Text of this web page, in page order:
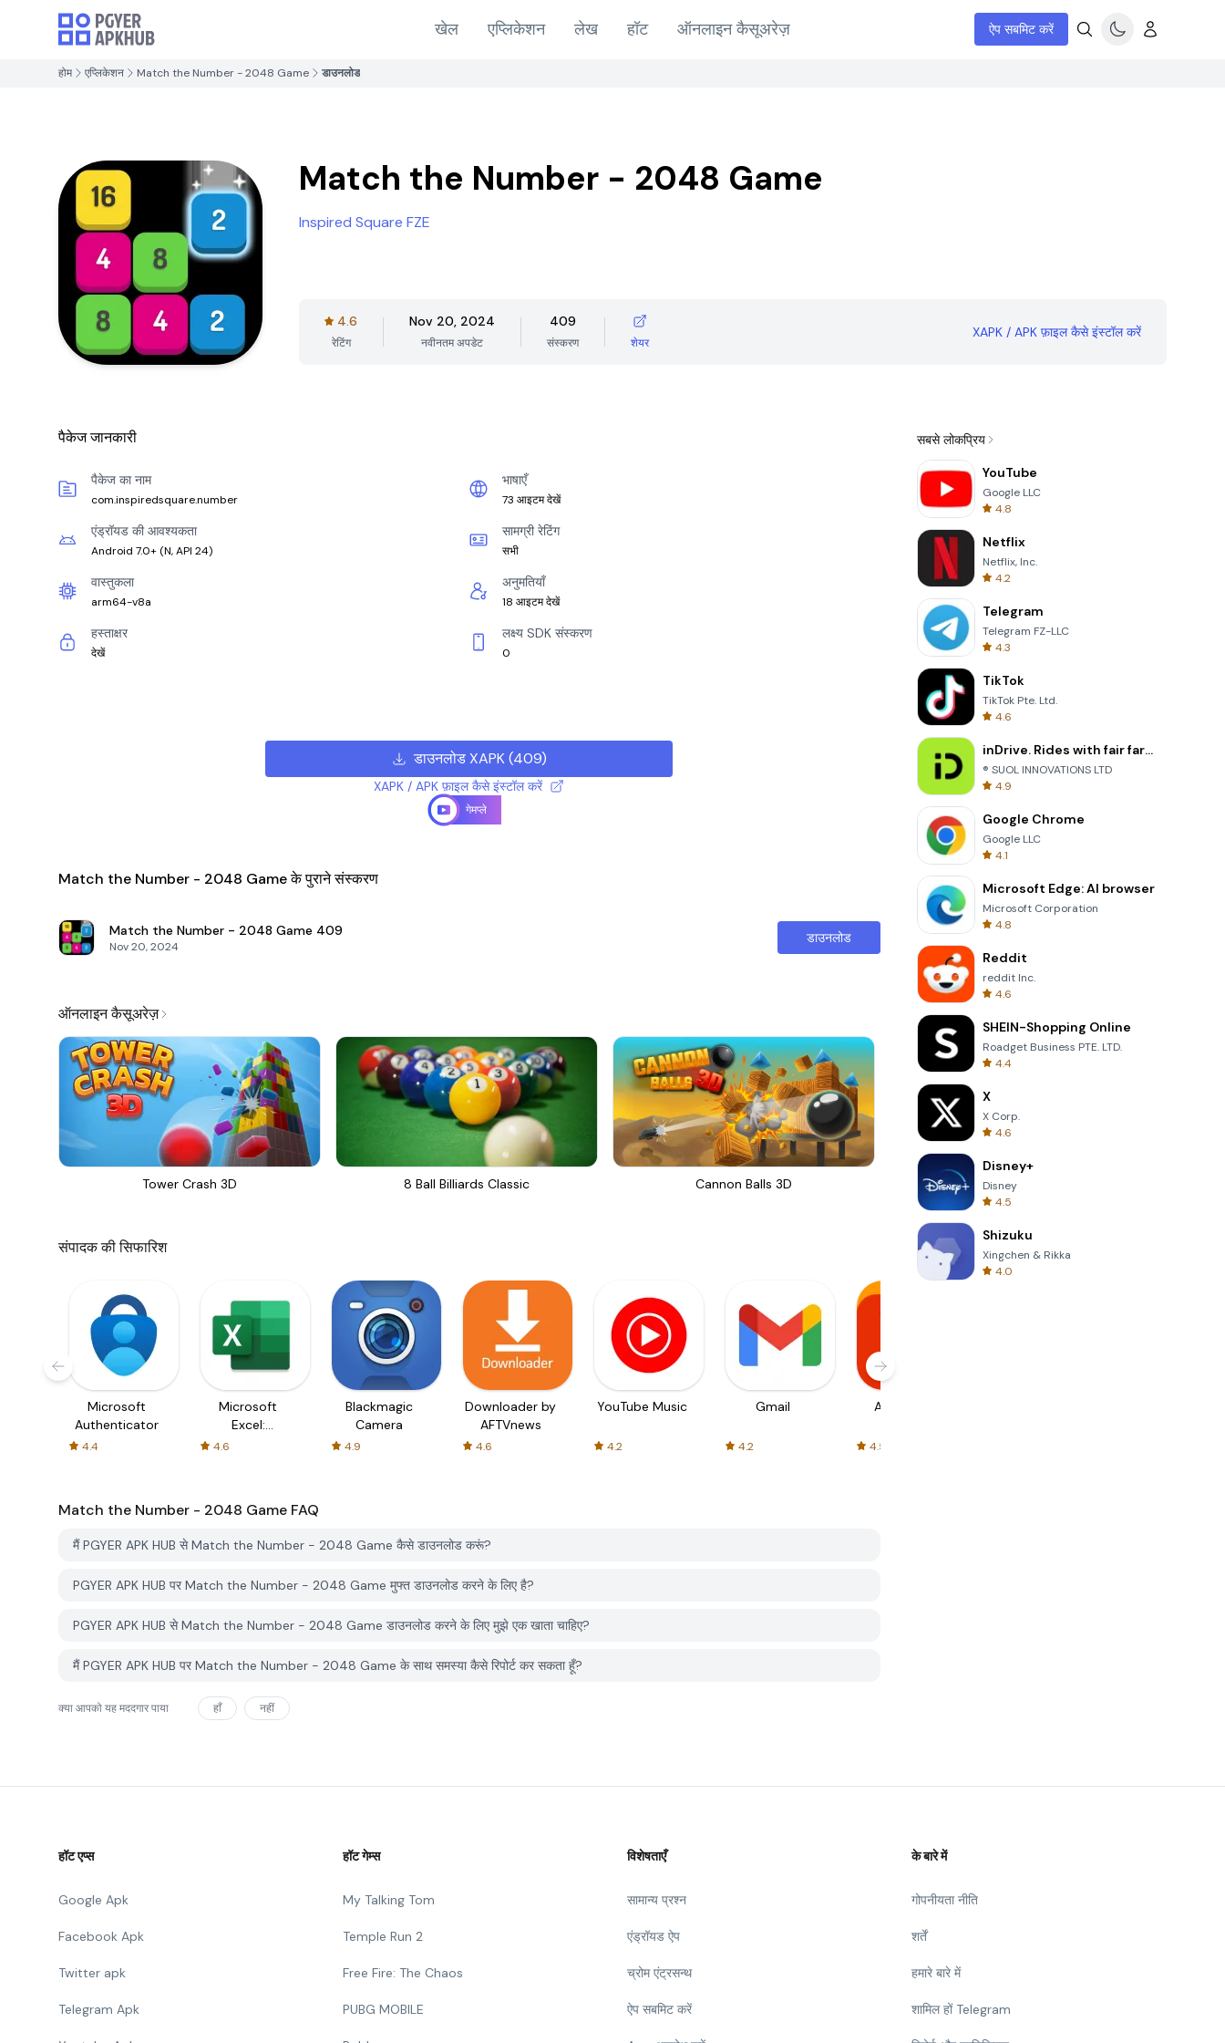
खेल एप्लिकेशन लेख हॉट ऑनलाइन कैसूअरेज़ ऐप सबमिट करें
होम एप्लिकेशन Match the Number - 2048 Game डाउनलोड
Match the Number - 2048 Game
Inspired Square FZE
4.6
रेटिंग
Nov 20, 2024
नवीनतम अपडेट
409
संस्करण शेयर
XAPK / APK फ़ाइल कैसे इंस्टॉल करें
पैकेज जानकारी
पैकेज का नाम
com.inspiredsquare.number
भाषाएँ
73 आइटम देखें
एंड्रॉयड की आवश्यकता
Android 7.0+ (N, API 24)
सामग्री रेटिंग
सभी
वास्तुकला
arm64-v8a
अनुमतियाँ
18 आइटम देखें
हस्ताक्षर
देखें
लक्ष्य SDK संस्करण
0
डाउनलोड XAPK(409)
XAPK / APK फ़ाइल कैसे इंस्टॉल करें
गेमप्ले
Match the Number - 2048 Game के पुराने संस्करण
Match the Number - 2048 Game 409
Nov 20, 2024
डाउनलोड
ऑनलाइन कैसूअरेज़
Tower Crash 3D 8 Ball Billiards Classic Cannon Balls 3D Perfect Piano
संपादक की सिफारिश
Microsoft
Authenticator
4.4
Microsoft
Excel:
Spreadsheets
4.6
Blackmagic
Camera
4.9
Downloader by
AFTVnews
4.6
YouTube Music
4.2
Gmail
4.2
AliExpress
4.5
Match the Number - 2048 Game FAQ
मैं PGYER APK HUB से Match the Number - 2048 Game कैसे डाउनलोड करूं?
PGYER APK HUB पर Match the Number - 2048 Game मुफ्त डाउनलोड करने के लिए है?
PGYER APK HUB से Match the Number - 2048 Game डाउनलोड करने के लिए मुझे एक खाता चाहिए?
मैं PGYER APK HUB पर Match the Number - 2048 Game के साथ समस्या कैसे रिपोर्ट कर सकता हूँ?
क्या आपको यह मददगार पाया हाँ नहीं
सबसे लोकप्रिय
YouTube
Google LLC
4.8
Netflix
Netflix, Inc.
4.2
Telegram
Telegram FZ-LLC
4.3
TikTok
TikTok Pte. Ltd.
4.6
inDrive. Rides with fair fares
® SUOL INNOVATIONS LTD
4.9
Google Chrome
Google LLC
4.1
Microsoft Edge: AI browser
Microsoft Corporation
4.8
Reddit
reddit Inc.
4.6
SHEIN-Shopping Online
Roadget Business PTE. LTD.
4.4
X
X Corp.
4.6
Disney+
Disney
4.5
Shizuku
Xingchen & Rikka
4.0
हॉट एप्स
Google Apk
Facebook Apk
Twitter apk
Telegram Apk
हॉट गेम्स
My Talking Tom
Temple Run 2
Free Fire: The Chaos
PUBG MOBILE
विशेषताएँ
सामान्य प्रश्न
एंड्रॉयड ऐप
च्रोम एंट्रसन्थ
ऐप सबमिट करें
के बारे में
गोपनीयता नीति
शर्तें
हमारे बारे में
शामिल हों Telegram